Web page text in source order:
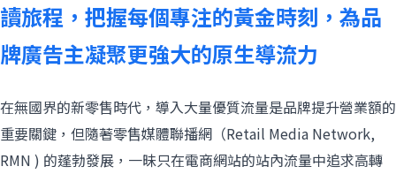
讀旅程，把握每個專注的黃金時刻，為品
牌廣告主凝聚更強大的原生導流力
在無國界的新零售時代，導入大量優質流量是品牌提升營業額的
重要關鍵，但隨著零售媒體聯播網（Retail Media Network,
RMN ) 的蓬勃發展，一昧只在電商網站的站內流量中追求高轉